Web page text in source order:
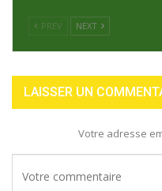
PREV NEXT
LAISSER UN
Votre adresse